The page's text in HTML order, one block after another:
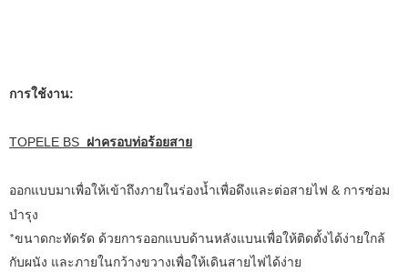
การใช้งาน:
TOPELE BS ฝาครอบท่อร้อยสาย
ออกแบบมาเพื่อให้เข้าถึงภายในร่องน้ำเพื่อดึงและต่อสายไฟ & การซ่อม
บำรุง
*ขนาดกะทัดรัด ด้วยการออกแบบด้านหลังแบนเพื่อให้ติดตั้งได้ง่ายใกล้
กับผนัง และภายในกว้างขวางเพื่อให้เดินสายไฟได้ง่าย